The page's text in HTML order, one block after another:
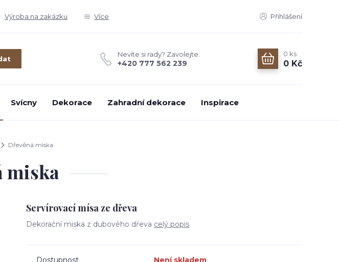
Výroba na zakázku Více Přihlášení
Nevíte si rady? Zavolejte.
+420 777 562 239
0 ks
0 Kč
Svícny Dekorace Zahradní dekorace Inspirace
Dřevěná miska
miska
Servírovací mísa ze dřeva
Dekorační miska z dubového dřeva celý popis
Dostupnost Není skladem